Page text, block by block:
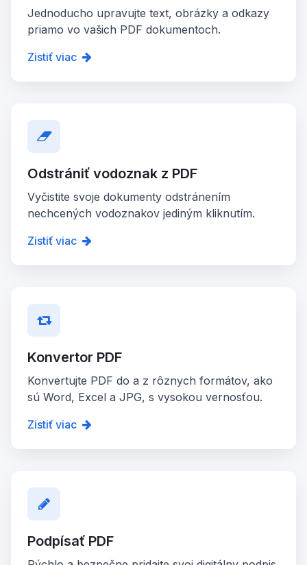
Jednoducho upravujte text, obrázky a odkazy
priamo vo vašich PDF dokumentoch.
Zistiť viac
Odstrániť vodoznak z PDF
Vyčistite svoje dokumenty odstránením
nechcených vodoznakov jediným kliknutím.
Zistiť viac
Konvertor PDF
Konvertujte PDF do a z rôznych formátov, ako
sú Word, Excel a JPG, s vysokou vernosťou.
Zistiť viac
Podpísať PDF